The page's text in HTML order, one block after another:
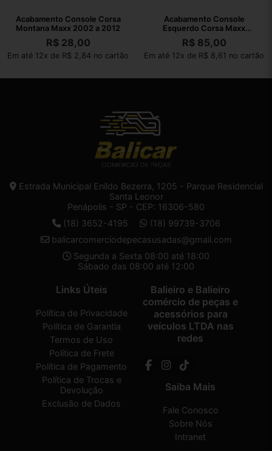
Acabamento Console Corsa
Montana Maxx 2002 a 2012
R$28,00
Em até 12x de R$ 2,84 no cartão
Acabamento Console
Esquerdo Corsa Maxx
Montana 2002 A 2010
R$85,00
Em até 12x de R$ 8,61 no cartão
Estrada Municipal Enildo Bezerra, 1205 - Parque Residencial
Santa Leonor
Penápolis - SP - CEP: 16306-580
(18) 3652-4195
(18) 99739-3706
balicarcomerciodepecasusadas@gmail.com
Segunda a Sexta 08:00 até 18:00
Sábado das 08:00 até 12:00
Links Úteis
Política de Privacidade
Política de Garantia
Termos de Uso
Política de Frete
Política de Pagamento
Política de Trocas e
Devolução
Exclusão de Dados
Balieiro e Balieiro
comércio de peças e
acessórios para
veículos LTDA nas
redes
Saiba Mais
Fale Conosco
Sobre Nós
Intranet